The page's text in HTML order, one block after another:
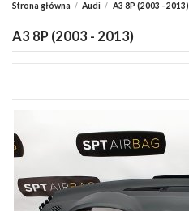
Strona główna Audi A3 8P (2003 - 2013)
A3 8P (2003 - 2013)